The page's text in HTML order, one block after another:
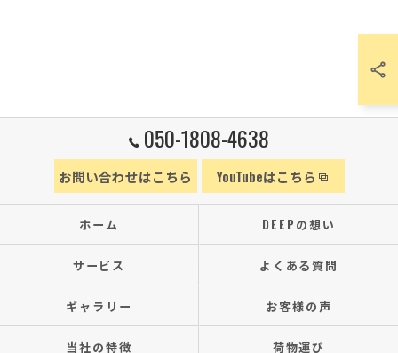
050-1808-4638
お問い合わせはこちら YouTubeはこちら
ホーム DEEPの想い
サービス よくある質問
ギャラリー お客様の声
当社の特徴 荷物運び